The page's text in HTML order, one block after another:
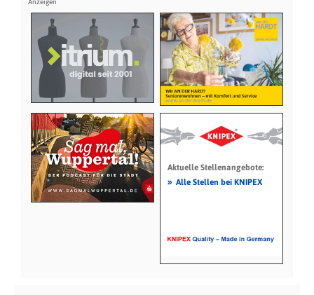
Aktuelle Stellenangebote:
» Alle Stellen bei KNIPEX